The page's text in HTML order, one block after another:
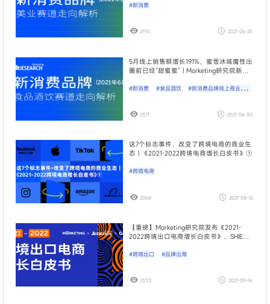
#新消费
2190 2021-06-25
5月线上销售额增长191%，蜜雪冰城魔性出
圈前已经“甜蜜蜜” | Morketing研究院新消
#新消费 #食品酒饮
#新消费品牌线上商业价值
2371 2021-06-30
这7个标志事件，改变了跨境电商的商业生
态 | 《2021-2022跨境电商增长白皮书》①
#跨境电商
2068 2021-08-12
​【重磅】Morketing研究院发布《2021-
2022跨境出口电商增长白皮书》，SHIEN
#跨境出口 #品牌出海
2333 2021-09-16